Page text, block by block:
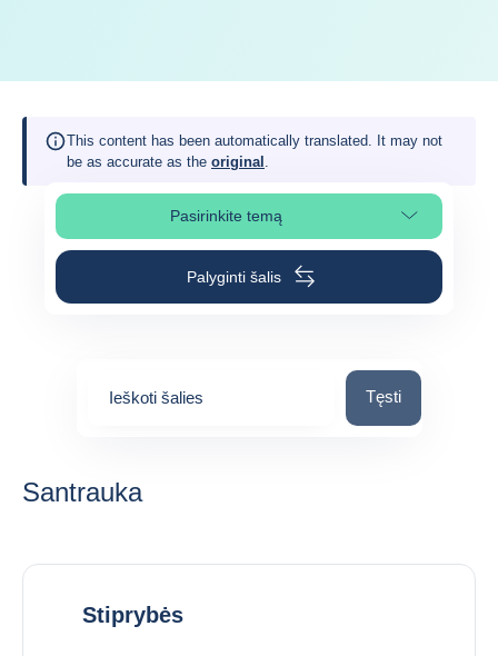
This content has been automatically translated. It may not
be as accurate as the original .
Pasirinkite temąPasirinkite puslapio skiltį
Palyginti šalis
Ieškoti šalies Ieškoti šalies
Tęsti
Santrauka
Stiprybės